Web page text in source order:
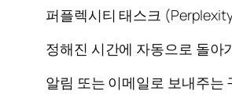
퍼플렉시티 태스크
정해진 시간에 자동으로 돌아
알림 또는 이메일로 보내주는